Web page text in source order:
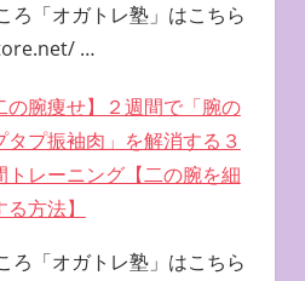
ろ「オガトレ塾」はこちら
…
の腕痩せ】２週間で「腕の
タプ振袖肉」を解消する３
トレーニング【二の腕を細
る方法】
ろ「オガトレ塾」はこちら